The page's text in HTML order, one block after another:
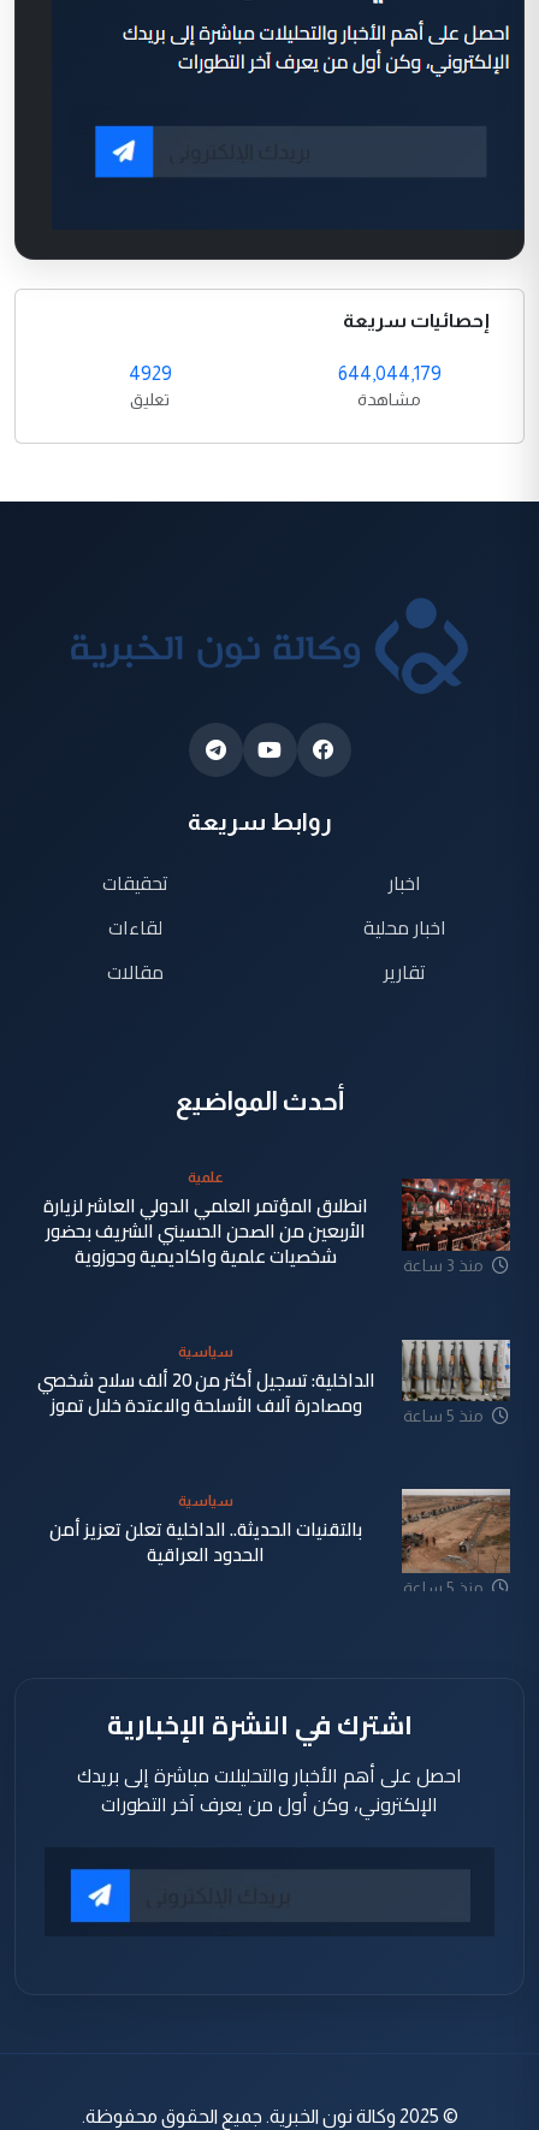
إحصائيات سريعة
644,044,179
مشاهدة
4929
تعليق
روابط سريعة
اخبار
اخبار محلية
تقارير
تحقيقات
لقاءات
مقالات
أحدث المواضيع
منذ 3 ساعة
علمية
انطلاق المؤتمر العلمي الدولي العاشر لزيارة
الأربعين من الصحن الحسيني الشريف بحضور
شخصيات علمية واكاديمية وحوزوية
منذ 5 ساعة
سياسية
الداخلية: تسجيل أكثر من 20 ألف سلاح شخصي
ومصادرة آلاف الأسلحة والاعتدة خلال تموز
منذ 5 ساعة
سياسية
بالتقنيات الحديثة.. الداخلية تعلن تعزيز أمن
الحدود العراقية
اشترك في النشرة الإخبارية
احصل على أهم الأخبار والتحليلات مباشرة إلى بريدك
الإلكتروني، وكن أول من يعرف آخر التطورات
© 2025 وكالة نون الخبرية. جميع الحقوق محفوظة.